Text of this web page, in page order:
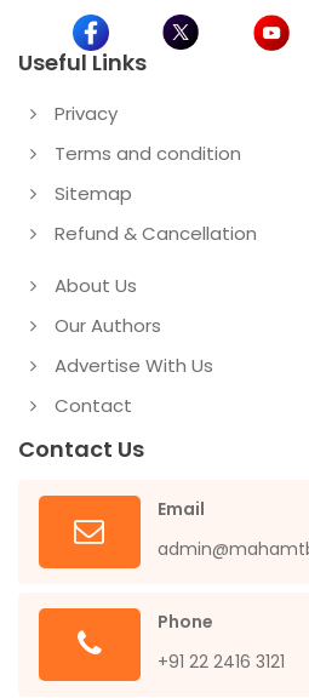
Useful Links
Privacy
Terms and condition
Sitemap
Refund & Cancellation
About Us
Our Authors
Advertise With Us
Contact
Contact Us
Email
Phone
+91 22 2416 3121